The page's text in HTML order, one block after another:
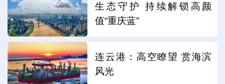
生态守护 持续解锁高颜
值“重庆蓝”
连云港：高空瞭望 赏海滨
风光